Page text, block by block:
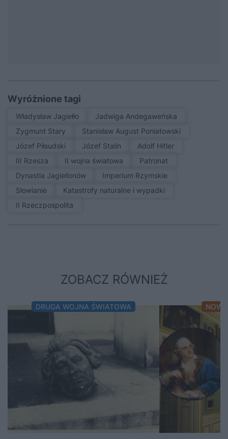
Wyróżnione tagi
Władysław Jagiełło
Jadwiga Andegaweńska
Zygmunt Stary
Stanisław August Poniatowski
Józef Piłsudski
Józef Stalin
Adolf Hitler
III Rzesza
II wojna światowa
patronat
Dynastia Jagiellonów
Imperium Rzymskie
Słowianie
Katastrofy naturalne i wypadki
II Rzeczpospolita
ZOBACZ RÓWNIEŻ
DRUGA WOJNA ŚWIATOWA